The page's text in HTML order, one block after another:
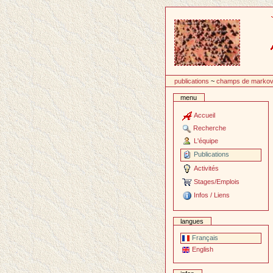
contenu
publications ~champs de markov
menu
Accueil
Recherche
L'équipe
Publications
Activités
Stages/Emplois
Infos / Liens
langues
Français
English